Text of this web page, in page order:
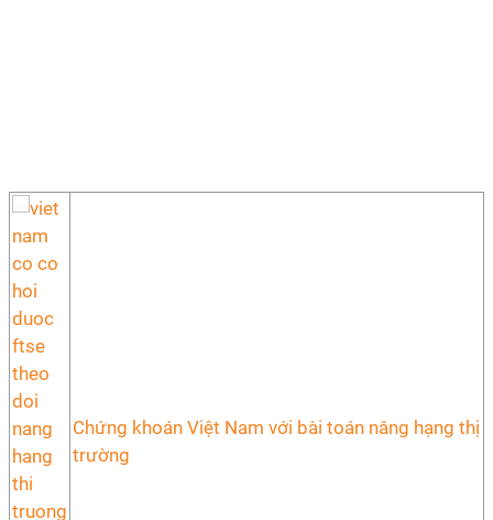
Chứng khoán Việt Nam với bài toán nâng hạng thị
trường